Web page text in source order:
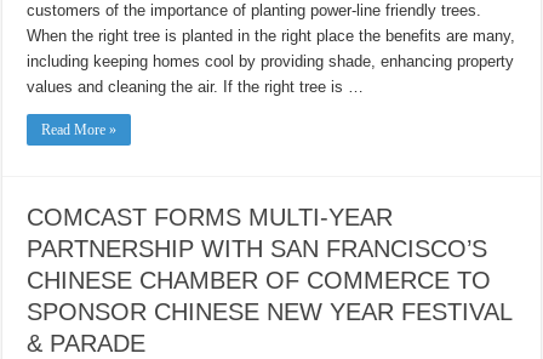
California
Arbor
Week
and
Beyond
customers of the importance of planting power-line friendly trees.
When the right tree is planted in the right place the benefits are many,
including keeping homes cool by providing shade, enhancing property
values and cleaning the air. If the right tree is …
Read More »
COMCAST FORMS MULTI-YEAR
PARTNERSHIP WITH SAN FRANCISCO’S
CHINESE CHAMBER OF COMMERCE TO
SPONSOR CHINESE NEW YEAR FESTIVAL
& PARADE